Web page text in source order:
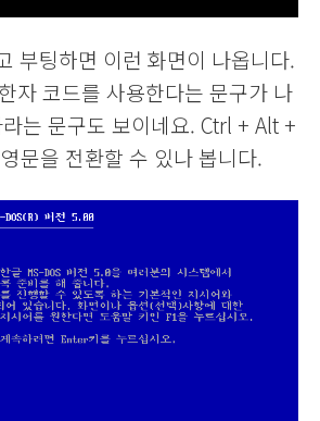
부팅하면 이런 화면이 나옵니다.
자 코드를 사용한다는 문구가 나
는 문구도 보이네요. Ctrl + Alt +
문을 전환할 수 있나 봅니다.